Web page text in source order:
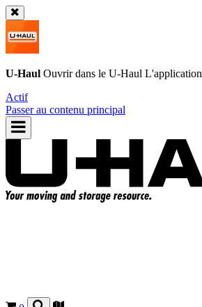
U-Haul Ouvrir dans le U-Haul L'application
Actif
Passer au contenu principal